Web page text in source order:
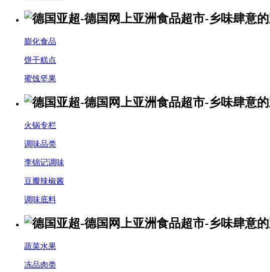
膨化食品
饼干糕点
蜜饯坚果
火锅专栏
调味品类
李锦记调味
豆瓣辣椒酱
调味底料
蔬菜水果
冻品肉类